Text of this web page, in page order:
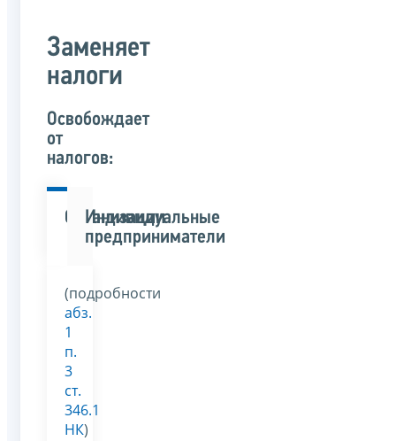
Заменяет
налоги
Освобождает
от
налогов:
Организации
Индивидуальные
предприниматели
(подробности
абз.
1
п.
3
ст.
346.1
НК)